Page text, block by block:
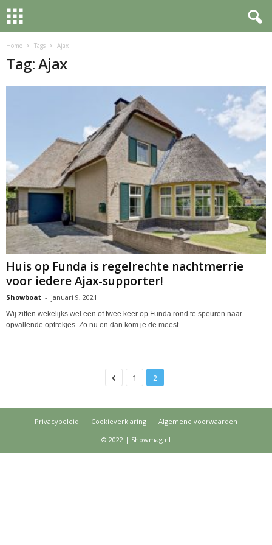
Home Tags Ajax
Tag: Ajax
Huis op Funda is regelrechte nachtmerrie
voor iedere Ajax-supporter!
Showboat - januari 9, 2021
Wij zitten wekelijks wel een of twee keer op Funda rond te speuren naar
opvallende optrekjes. Zo nu en dan kom je de meest...
1 2
Privacybeleid Cookieverklaring
Algemene voorwaarden
© 2022 | Showmag.nl